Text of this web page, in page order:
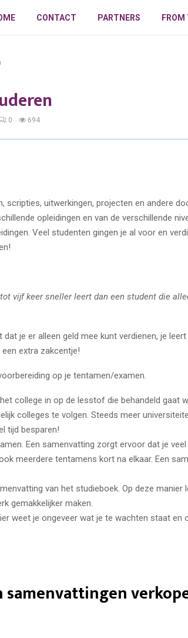
CONTACT PARTNERS
0 694
scripties, uitwerkingen, projecten en andere
opleidingen en van de verschillende
Veel studenten gingen je al voor en
vijf keer sneller leert dan een student die
je er alleen geld mee kunt verdienen, je
extra zakcentje!
op je tentamen/examen.
college in op de lesstof die behandeld gaat
colleges te volgen. Steeds meer
tijd besparen!
Een samenvatting zorgt ervoor dat je
meerdere tentamens kort na elkaar. Een
van het studieboek. Op deze manier
gemakkelijker maken.
weet je ongeveer wat je te wachten staat en